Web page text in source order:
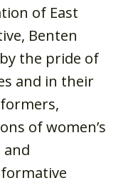
of East
Benten
the pride of
and in their
of women’s
and